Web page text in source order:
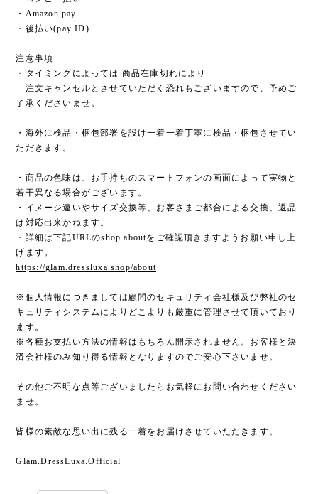
・Amazon pay
・後払い(pay ID)
注意事項
・タイミングによっては 商品在庫切れにより
注文キャンセルとさせていただく恐れもございますので、予めご
了承くださいませ。
・海外に検品・梱包部署を設け一着一着丁寧に検品・梱包させてい
ただきます。
・商品の色味は、お手持ちのスマートフォンの画面によって実物と
若干異なる場合がございます。
・イメージ違いやサイズ交換等、お客さまご都合による交換、返品
は対応出来かねます。
・詳細は下記URLのshop aboutをご確認頂きますようお願い申し上
げます。
https://glam.dressluxa.shop/about
※個人情報につきましては顧問のセキュリティ会社様及び弊社のセ
キュリティシステムによりどこよりも厳重に管理させて頂いており
ます。
※各種お支払い方法の情報はもちろん開示されません。お客様と決
済会社様のみ知り得る情報となりますのでご安心下さいませ。
その他ご不明な点等ございましたらお気軽にお問い合わせください
ませ。
皆様の素敵な思い出に残る一着をお届けさせていただきます。
Glam.DressLuxa.Official